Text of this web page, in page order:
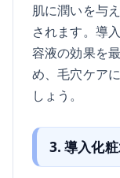
肌に潤いを与
されます。導
容液の効果を
め、毛穴ケア
しょう。
3. 導入化